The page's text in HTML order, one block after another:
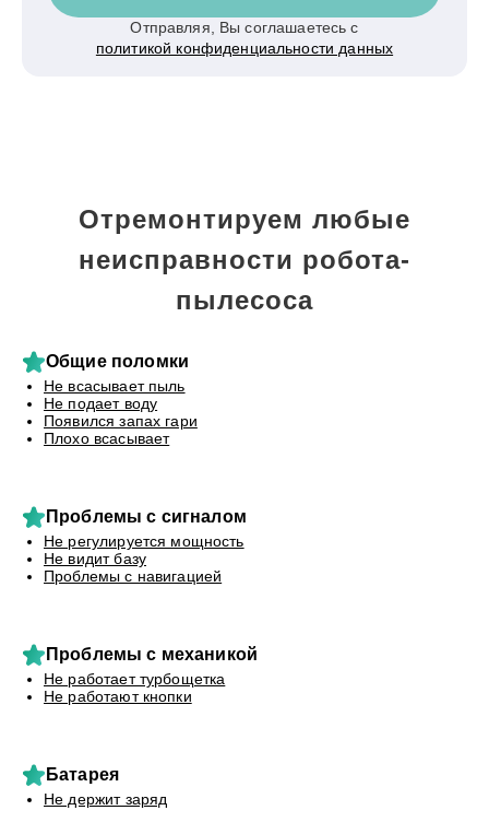
Отправляя, Вы соглашаетесь с
политикой конфиденциальности данных
Отремонтируем любые
неисправности робота-
пылесоса
Общие поломки
Не всасывает пыль
Не подает воду
Появился запах гари
Плохо всасывает
Проблемы с сигналом
Не регулируется мощность
Не видит базу
Проблемы с навигацией
Проблемы с механикой
Не работает турбощетка
Не работают кнопки
Батарея
Не держит заряд